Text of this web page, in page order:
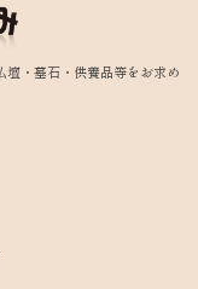
・墓石・供養品等をお求め